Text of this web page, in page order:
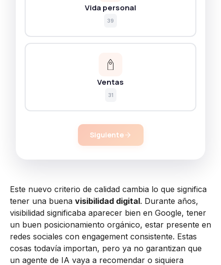
Vida personal
39
Ventas
31
Siguiente
Este nuevo criterio de calidad cambia lo que significa
tener una buena visibilidad digital. Durante años,
visibilidad significaba aparecer bien en Google, tener
un buen posicionamiento orgánico, estar presente en
redes sociales con engagement consistente. Estas
cosas todavía importan, pero ya no garantizan que
un agente de IA vaya a recomendar o siquiera